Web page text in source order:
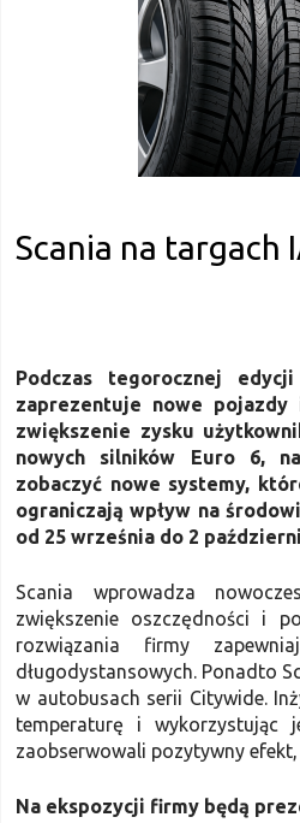
Scania na targach
Podczas tegorocznej
zaprezentuje nowe
zwiększenie zysku
nowych silników Euro 6,
zobaczyć nowe systemy,
ograniczają wpływ na
od 25 września do 2
Scania wprowadza
zwiększenie oszczędności i
rozwiązania firmy
długodystansowych. Ponadto
w autobusach serii Citywide.
temperaturę i wykorzystując
zaobserwowali pozytywny
Na ekspozycji firmy będą